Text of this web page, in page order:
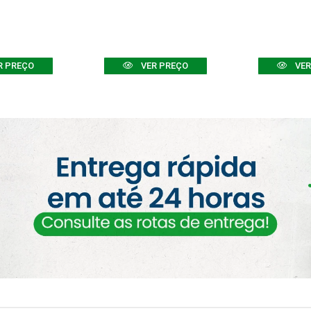
PREÇO VER PREÇO